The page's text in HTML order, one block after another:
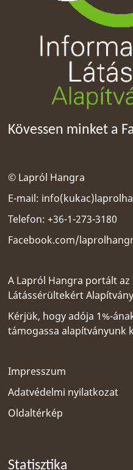
Kövessen minket a
© Lapról Hangra
E-mail:
Telefon: +36-1-273-3180
Facebook.com/
A Lapról Hangra portált az
Látássérültekért Alapítvány
Kérjük, hogy adója 1%-
támogassa alapítványunk
Impresszum
Adatvédelmi nyilatkozat
Oldaltérkép
Statisztika